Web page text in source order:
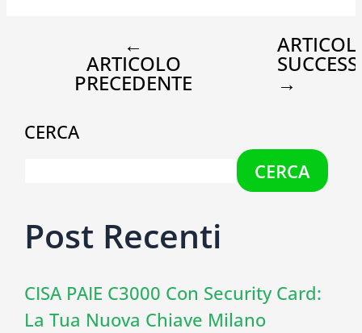
←
ARTICOLO
PRECEDENTE →
CERCA
CERCA
Post Recenti
CISA PAIE C3000 Con Security Card:
La Tua Nuova Chiave Milano